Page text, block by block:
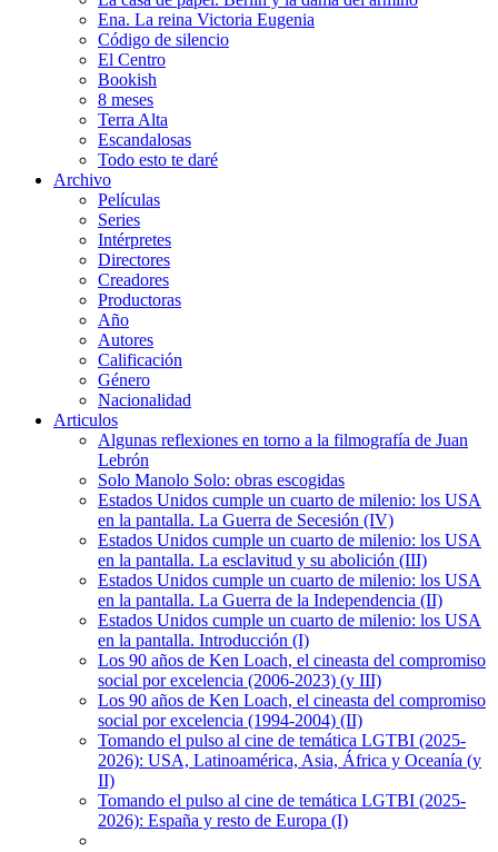
Ena. La reina Victoria Eugenia
Código de silencio
El Centro
Bookish
8 meses
Terra Alta
Escandalosas
Todo esto te daré
Archivo
Películas
Series
Intérpretes
Directores
Creadores
Productoras
Año
Autores
Calificación
Género
Nacionalidad
Articulos
Algunas reflexiones en torno a la filmografía de Juan
Lebrón
Solo Manolo Solo: obras escogidas
Estados Unidos cumple un cuarto de milenio: los USA
en la pantalla. La Guerra de Secesión (IV)
Estados Unidos cumple un cuarto de milenio: los USA
en la pantalla. La esclavitud y su abolición (III)
Estados Unidos cumple un cuarto de milenio: los USA
en la pantalla. La Guerra de la Independencia (II)
Estados Unidos cumple un cuarto de milenio: los USA
en la pantalla. Introducción (I)
Los 90 años de Ken Loach, el cineasta del compromiso
social por excelencia (2006-2023) (y III)
Los 90 años de Ken Loach, el cineasta del compromiso
social por excelencia (1994-2004) (II)
Tomando el pulso al cine de temática LGTBI (2025-
2026): USA, Latinoamérica, Asia, África y Oceanía (y
II)
Tomando el pulso al cine de temática LGTBI (2025-
2026): España y resto de Europa (I)